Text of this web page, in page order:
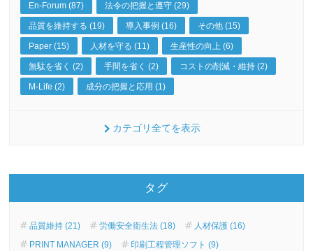
En-Forum (87) 法令の把握と遵守 (29)
品質を維持する (19) 導入事例 (16) その他 (15)
Paper (15) 人材を守る (11) 生産性の向上 (6)
無駄を省く (2) 手間を省く (2) コストの削減・維持 (2)
M-Life (2) 成分の把握と応用 (1)
カテゴリ全てを表示
タグ
品質維持 (21) 労働安全衛生法 (18)
人材保護 (16)
PRINT MANAGER (9)
印刷工程管理ソフト (9)